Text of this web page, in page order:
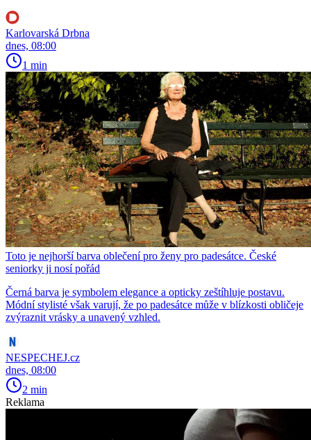
Karlovarská Drbna
dnes, 08:00
1 min
Toto je nejhorší barva oblečení pro ženy pro padesátce. České
seniorky ji nosí pořád
Černá barva je symbolem elegance a opticky zeštíhluje postavu.
Módní stylisté však varují, že po padesátce může v blízkosti obličeje
zvýraznit vrásky a unavený vzhled.
NESPECHEJ.cz
dnes, 08:00
2 min
Reklama